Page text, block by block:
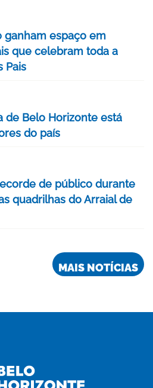
ganham espaço em
que celebram toda a
Pais
de Belo Horizonte está
do país
de público durante
quadrilhas do Arraial de
MAIS NOTÍCIAS